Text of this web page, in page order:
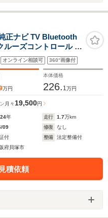
ナビ TV Bluetooth
ルーズコントロール 革
フォグライト スマー
ミホイール
オンライン相談可 360°画像付
万円
本体価格
226. 1万円
月々19,500円
年 走行 1.7万km
09 修復
なし
付 整備
法定整備付
府貝塚市
積依頼